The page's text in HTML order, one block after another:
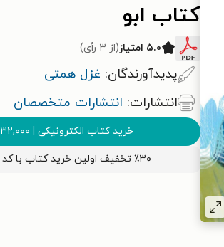
کتاب ابو
۵.۰ امتیاز (از ۳ رأی)
پدیدآورندگان: غزل همتی
انتشارات: انتشارات متخصصان
خرید کتاب الکترونیکی | ۳۲,۰۰۰
٪۳۰ تخفیف اولین خرید کتاب با کد